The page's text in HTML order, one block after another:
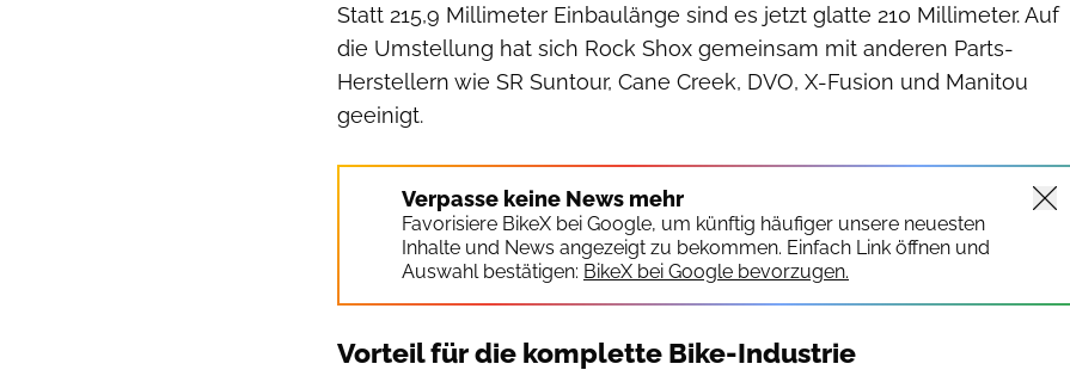
Statt 215,9 Millimeter Einbaulänge sind es jetzt glatte 210 Millimeter. Auf
die Umstellung hat sich Rock Shox gemeinsam mit anderen Parts-
Herstellern wie SR Suntour, Cane Creek, DVO, X-Fusion und Manitou
geeinigt.
Verpasse keine News mehr
Favorisiere BikeX bei Google, um künftig häufiger unsere neuesten
Inhalte und News angezeigt zu bekommen. Einfach Link öffnen und
Auswahl bestätigen: BikeX bei Google bevorzugen.
Vorteil für die komplette Bike-Industrie